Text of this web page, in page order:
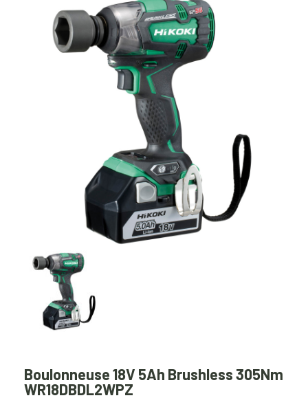
Boulonneuse 18V 5Ah Brushless 305Nm
WR18DBDL2WPZ